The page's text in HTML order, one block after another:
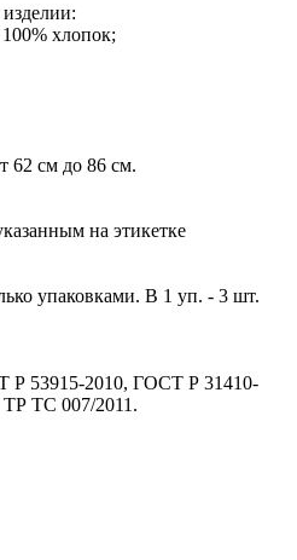
хлопок;
62 см до 86 см.
на этикетке
упаковками. В 1 уп. - 3 шт.
Р 53915-2010, ГОСТ Р 31410-
ТС 007/2011.